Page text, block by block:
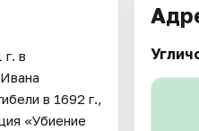
в
в 1692 г.,
«Убиение